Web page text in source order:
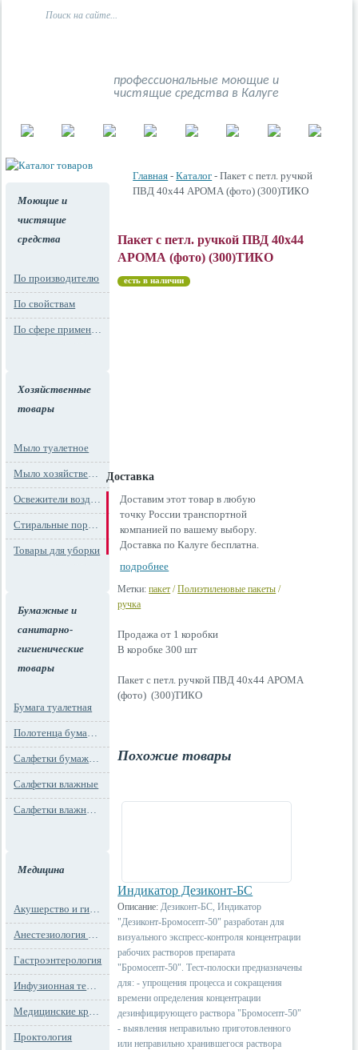
профессиональные моющие и
чистящие средства в Калуге
Моющие и
чистящие
средства
По производителю
По свойствам
По сфере применения
Хозяйственные
товары
Мыло туалетное
Мыло хозяйственное
Освежители воздуха
Стиральные порошки
Товары для уборки
Бумажные и
санитарно-
гигиенические
товары
Бумага туалетная
Полотенца бумажные
Салфетки бумажные
Салфетки влажные
Салфетки влажные технического назначения
Медицина
Акушерство и гинекология
Анестезиология и реанимация
Гастроэнтерология
Инфузионная терапия
Медицинские кресла
Проктология
Главная -Каталог - Пакет с петл. ручкой
ПВД 40х44 АРОМА (фото) (300)ТИКО
Пакет с петл. ручкой ПВД 40х44
АРОМА (фото) (300)ТИКО
есть в наличии
Доставка
Доставим этот товар в любую
точку России транспортной
компанией по вашему выбору.
Доставка по Калуге бесплатна.
подробнее
Метки: пакет /Полиэтиленовые пакеты /
ручка
Продажа от 1 коробки
В коробке 300 шт
Пакет с петл. ручкой ПВД 40х44 АРОМА
(фото) (300)ТИКО
Похожие товары
Индикатор Дезиконт-БС
Описание: Дезиконт-БС, Индикатор
"Дезиконт-Бромосепт-50" разработан для
визуального экспресс-контроля концентрации
рабочих растворов препарата
"Бромосепт-50". Тест-полоски предназначены
для: - упрощения процесса и сокращения
времени определения концентрации
дезинфицирующего раствора "Бромосепт-50"
- выявления неправильно приготовленного
или неправильно хранившегося раствора